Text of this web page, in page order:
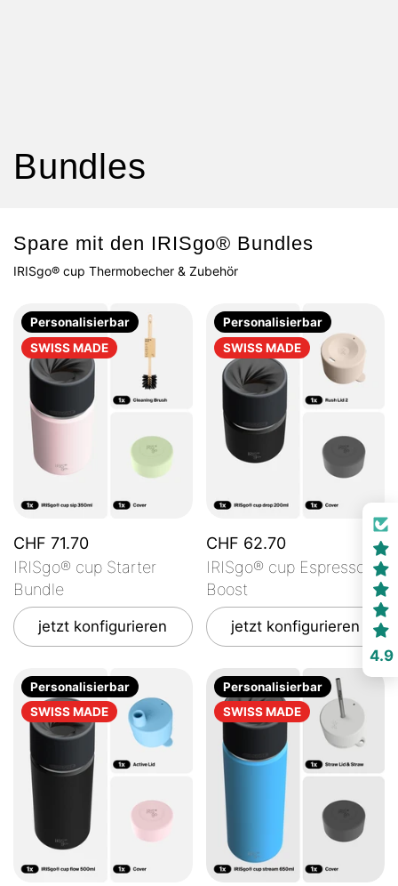
Bundles
Spare mit den IRISgo® Bundles
IRISgo® cup Thermobecher & Zubehör
CHF 71.70
IRISgo® cup Starter
Bundle
jetzt konfigurieren
Personalisierbar
SWISS MADE
CHF 62.70
IRISgo® cup Espresso
Boost
jetzt konfigurieren
Personalisierbar
SWISS MADE
Personalisierbar
SWISS MADE
Personalisierbar
SWISS MADE
4.9